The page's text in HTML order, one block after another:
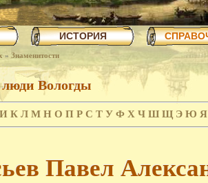
ИСТОРИЯ
» Знаменитости
Вологды
И К Л М Н О П Р С Т У Ф Х Ч Ш Щ Э Ю Я
Павел